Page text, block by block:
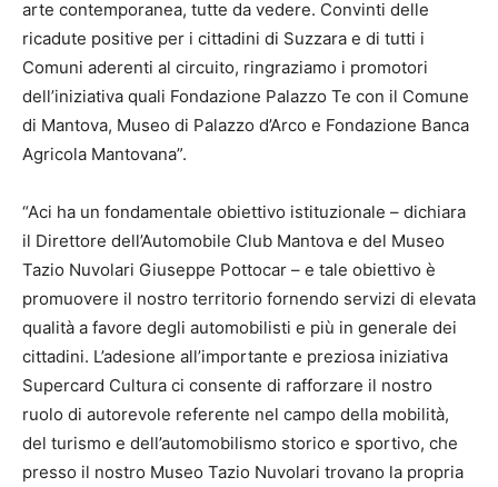
arte contemporanea, tutte da vedere. Convinti delle
ricadute positive per i cittadini di Suzzara e di tutti i
Comuni aderenti al circuito, ringraziamo i promotori
dell’iniziativa quali Fondazione Palazzo Te con il Comune
di Mantova, Museo di Palazzo d’Arco e Fondazione Banca
Agricola Mantovana”.
“Aci ha un fondamentale obiettivo istituzionale – dichiara
il Direttore dell’Automobile Club Mantova e del Museo
Tazio Nuvolari Giuseppe Pottocar – e tale obiettivo è
promuovere il nostro territorio fornendo servizi di elevata
qualità a favore degli automobilisti e più in generale dei
cittadini. L’adesione all’importante e preziosa iniziativa
Supercard Cultura ci consente di rafforzare il nostro
ruolo di autorevole referente nel campo della mobilità,
del turismo e dell’automobilismo storico e sportivo, che
presso il nostro Museo Tazio Nuvolari trovano la propria